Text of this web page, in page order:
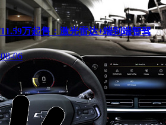
万起售：激光雷达+端到端智驾
06